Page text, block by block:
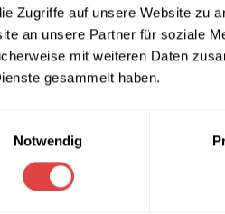
Zugriffe auf unsere Website zu
an unsere Partner für soziale
mit weiteren Daten
gesammelt haben.
Notwendig
einem feuchten Tuch und
C-Fuß wählen?
ermöglicht eine bessere
gesunde Körperhaltung.
für langfristigen Einsatz.
täglichen Gebrauch.